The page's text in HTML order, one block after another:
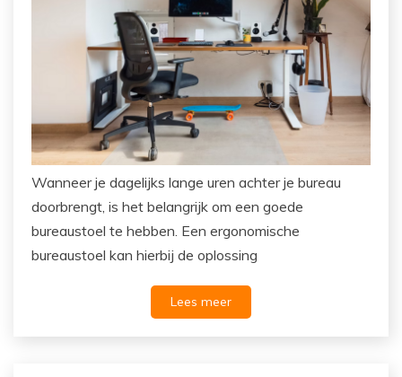
Wanneer je dagelijks lange uren achter je bureau
doorbrengt, is het belangrijk om een goede
bureaustoel te hebben. Een ergonomische
bureaustoel kan hierbij de oplossing
Lees meer